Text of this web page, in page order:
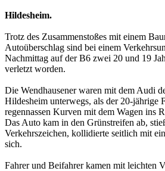
Hildesheim.
Trotz des Zusammenstoßes mit einem
Autoüberschlag sind bei einem
Nachmittag auf der B6 zwei 20 und 19
verletzt worden.
Die Wendhausener waren mit dem Audi
Hildesheim unterwegs, als der 20-jährige
regennassen Kurven mit dem Wagen ins
Das Auto kam in den Grünstreifen ab,
Verkehrszeichen, kollidierte seitlich mit
sich.
Fahrer und Beifahrer kamen mit leichten